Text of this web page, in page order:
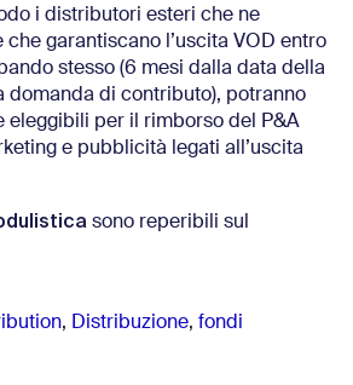
i distributori esteri che ne
garantiscano l’uscita VOD entro
stesso (6 mesi dalla data della
domanda di contributo), potranno
eleggibili per il rimborso del P&A
e pubblicità legati all’uscita
sono reperibili sul
, Distribuzione, fondi